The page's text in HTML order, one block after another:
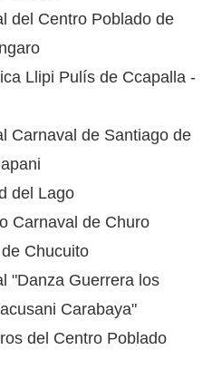
del Centro Poblado de
Llipi Pulís de Ccapalla -
Carnaval de Santiago de
del Lago
Carnaval de Churo
Chucuito
"Danza Guerrera los
Carabaya"
del Centro Poblado